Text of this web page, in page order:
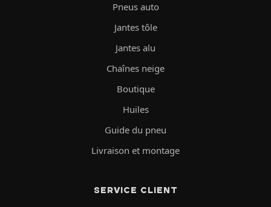
Pneus auto
Jantes tôle
Jantes alu
Chaînes neige
Boutique
Huiles
Guide du pneu
Livraison et montage
SERVICE CLIENT